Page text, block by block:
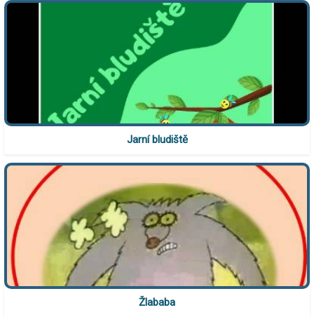
Jarní bludiště
Žlababa